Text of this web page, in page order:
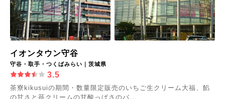
イオンタウン守谷
守谷・取手・つくばみらい｜茨城県
3.5
茶寮kikusuiの期間・数量限定販売のいちご生クリーム大福、餡
の甘さと苺クリームの甘酸っぱさのバ...